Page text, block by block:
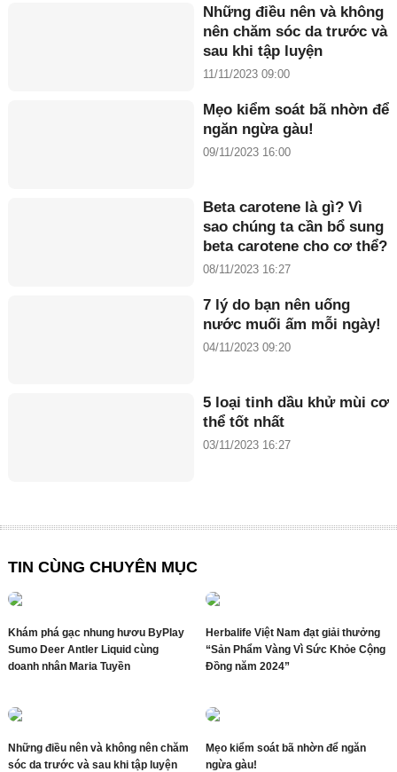
Những điều nên và không
nên chăm sóc da trước và
sau khi tập luyện
11/11/2023 09:00
Mẹo kiểm soát bã nhờn để
ngăn ngừa gàu!
09/11/2023 16:00
Beta carotene là gì? Vì
sao chúng ta cần bổ sung
beta carotene cho cơ thể?
08/11/2023 16:27
7 lý do bạn nên uống
nước muối ấm mỗi ngày!
04/11/2023 09:20
5 loại tinh dầu khử mùi cơ
thể tốt nhất
03/11/2023 16:27
TIN CÙNG CHUYÊN MỤC
Khám phá gạc nhung hươu ByPlay
Sumo Deer Antler Liquid cùng
doanh nhân Maria Tuyền
Herbalife Việt Nam đạt giải thưởng
“Sản Phẩm Vàng Vì Sức Khỏe Cộng
Đồng năm 2024”
Những điều nên và không nên chăm
sóc da trước và sau khi tập luyện
Mẹo kiểm soát bã nhờn để ngăn
ngừa gàu!